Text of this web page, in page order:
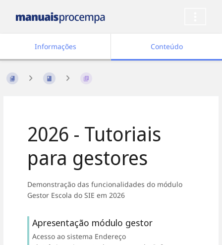
Informações Conteúdo
2026 - Tutoriais
para gestores
Demonstração das funcionalidades do módulo
Gestor Escola do SIE em 2026
Apresentação módulo gestor
Acesso ao sistema Endereço